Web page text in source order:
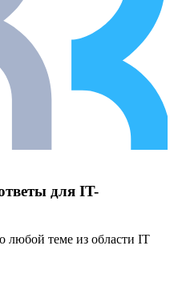
для IT-
любой теме из области IT